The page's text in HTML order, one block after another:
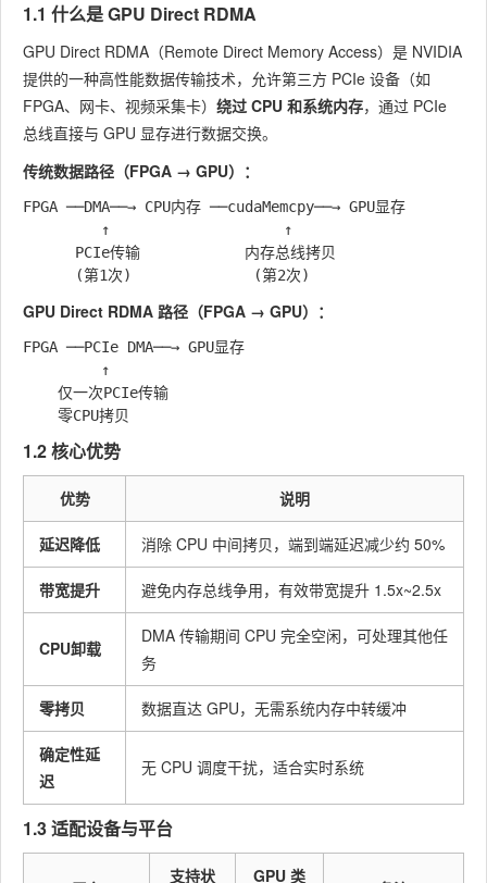
1.1 什么是 GPU Direct RDMA
GPU Direct RDMA（Remote Direct Memory Access）是 NVIDIA
提供的一种高性能数据传输技术，允许第三方 PCIe 设备（如
FPGA、网卡、视频采集卡） 绕过 CPU 和系统内存，通过 PCIe
总线直接与 GPU 显存进行数据交换。
传统数据路径（FPGA → GPU）：
FPGA ──DMA──→ CPU内存 ──cudaMemcpy──→ GPU显存
GPU Direct RDMA 路径（FPGA → GPU）：
FPGA ──PCIe DMA──→ GPU显存
1.2 核心优势
优势 说明
延迟降低 消除 CPU 中间拷贝，端到端延迟减少约 50%
带宽提升 避免内存总线争用，有效带宽提升 1.5x~2.5x
CPU卸载
DMA 传输期间 CPU 完全空闲，可处理其他任
务
零拷贝 数据直达 GPU，无需系统内存中转缓冲
确定性延
迟
无 CPU 调度干扰，适合实时系统
1.3 适配设备与平台
支持状
GPU 类